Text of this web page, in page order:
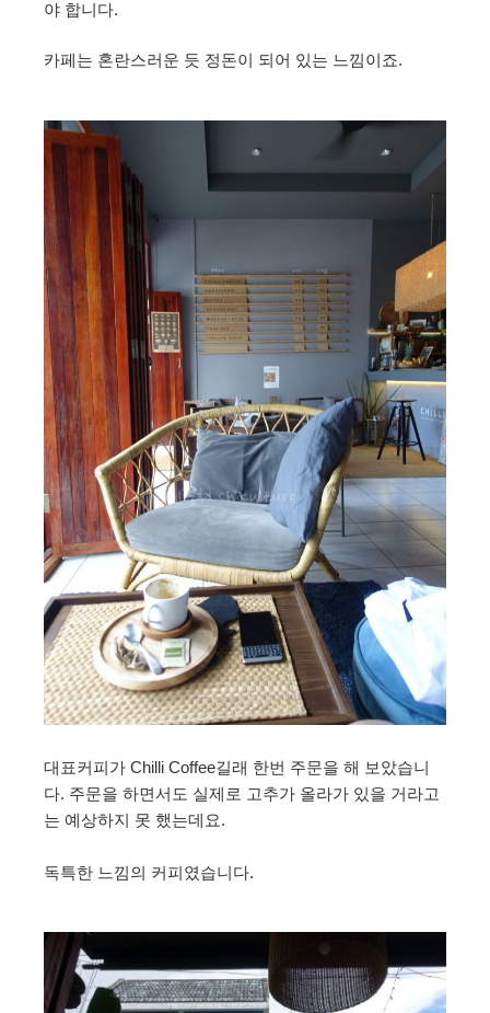
야 합니다.
카페는 혼란스러운 듯 정돈이 되어 있는 느낌이죠.
대표커피가 Chilli Coffee길래 한번 주문을 해 보았습니
다. 주문을 하면서도 실제로 고추가 올라가 있을 거라고
는 예상하지 못 했는데요.
독특한 느낌의 커피였습니다.